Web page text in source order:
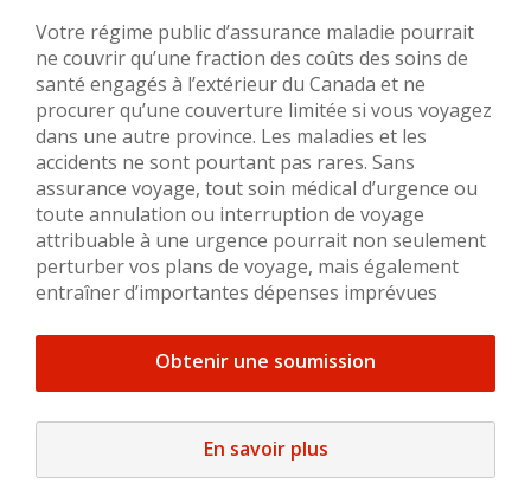
Votre régime public d’assurance maladie pourrait
ne couvrir qu’une fraction des coûts des soins de
santé engagés à l’extérieur du Canada et ne
procurer qu’une couverture limitée si vous voyagez
dans une autre province. Les maladies et les
accidents ne sont pourtant pas rares. Sans
assurance voyage, tout soin médical d’urgence ou
toute annulation ou interruption de voyage
attribuable à une urgence pourrait non seulement
perturber vos plans de voyage, mais également
entraîner d’importantes dépenses imprévues
Obtenir une soumission
En savoir plus